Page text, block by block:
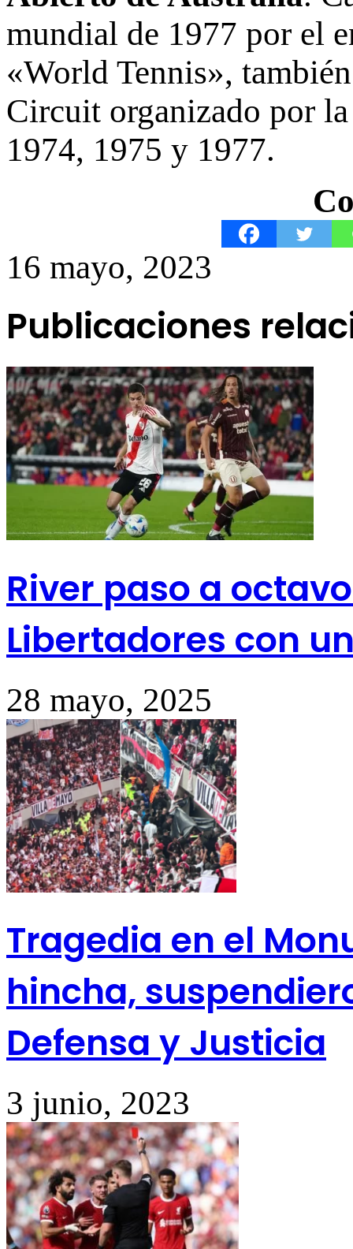
mundial de 1977 por el
«World Tennis»,
Circuit organizado por
1974, 1975 y 1977.
16 mayo, 2023
Publicaciones
River paso a
Libertadores con
28 mayo, 2025
Tragedia en el
hincha,
Defensa y Justicia
3 junio, 2023